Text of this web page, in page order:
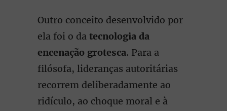
Outro conceito desenvolvido por
ela foi o da tecnologia da
encenação grotesca. Para a
filósofa, lideranças autoritárias
recorrem deliberadamente ao
ridículo, ao choque moral e à